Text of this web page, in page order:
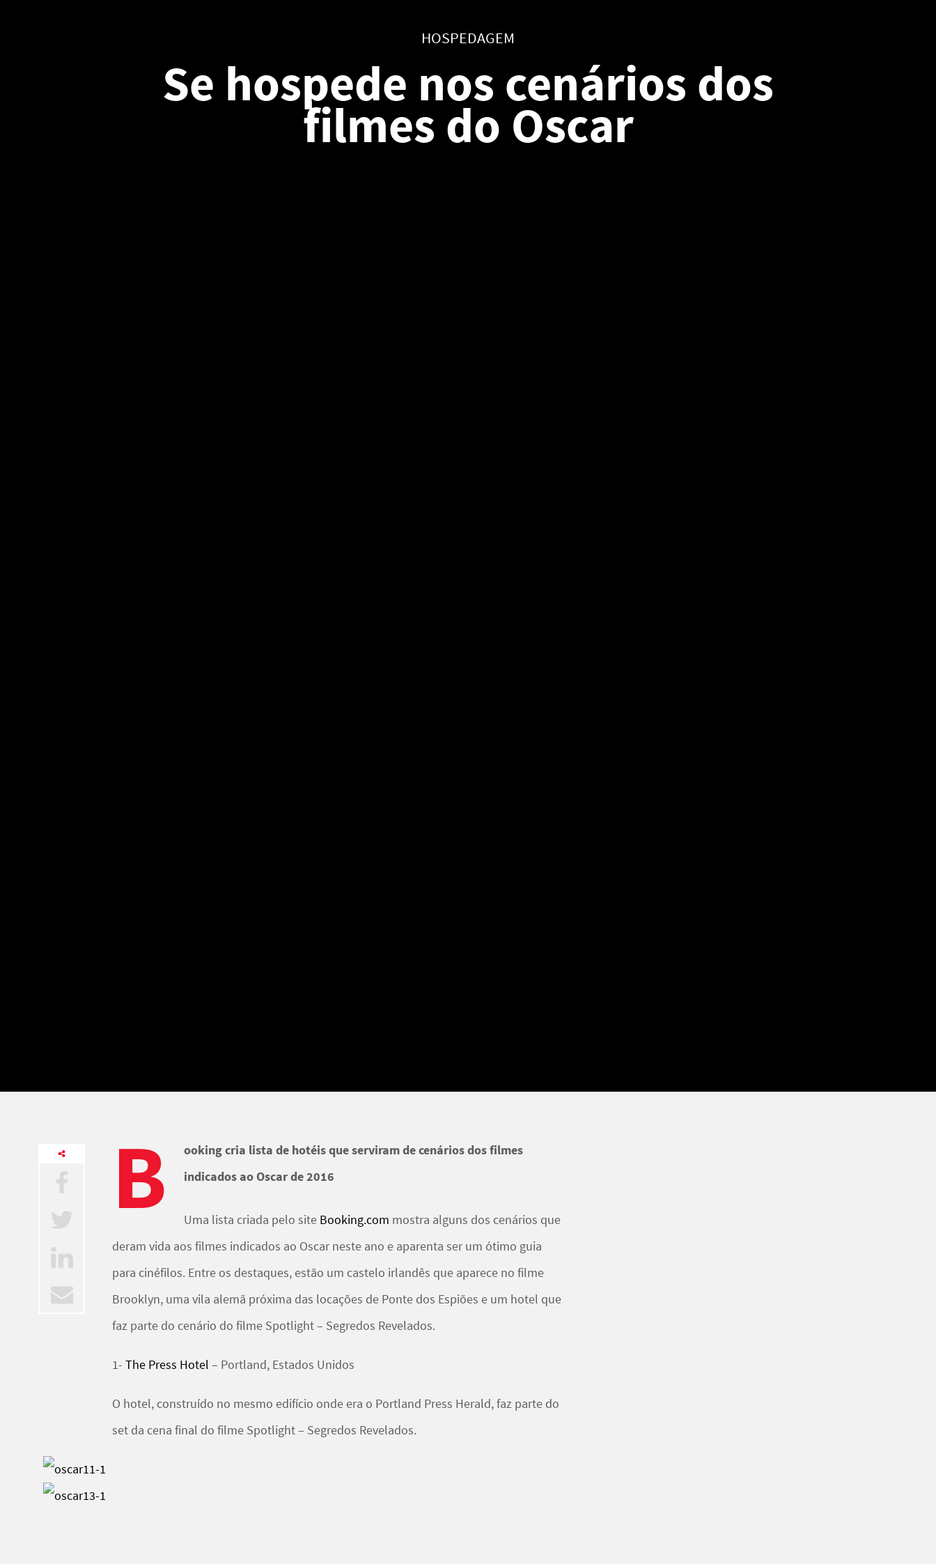
HOSPEDAGEM
Se hospede nos cenários dos
filmes do Oscar
B
ooking cria lista de hotéis que serviram de cenários dos filmes
indicados ao Oscar de 2016
Uma lista criada pelo site Booking.com mostra alguns dos cenários que
deram vida aos filmes indicados ao Oscarneste ano e aparenta ser um ótimo guia
para cinéfilos. Entre os destaques, estão um castelo irlandês que aparece no filme
Brooklyn, uma vila alemã próxima das locações de Ponte dos Espiões e um hotel que
faz parte do cenário do filme Spotlight – Segredos Revelados.
1-The Press Hotel – Portland, Estados Unidos
O hotel, construído no mesmo edifício onde era o Portland Press Herald, faz parte do
set da cena final do filme Spotlight– Segredos Revelados.